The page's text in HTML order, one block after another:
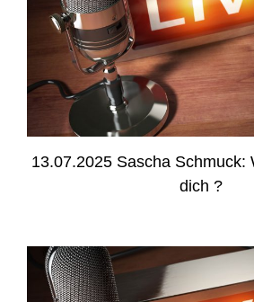
13.07.2025 Sascha Schmuck:
dich ?